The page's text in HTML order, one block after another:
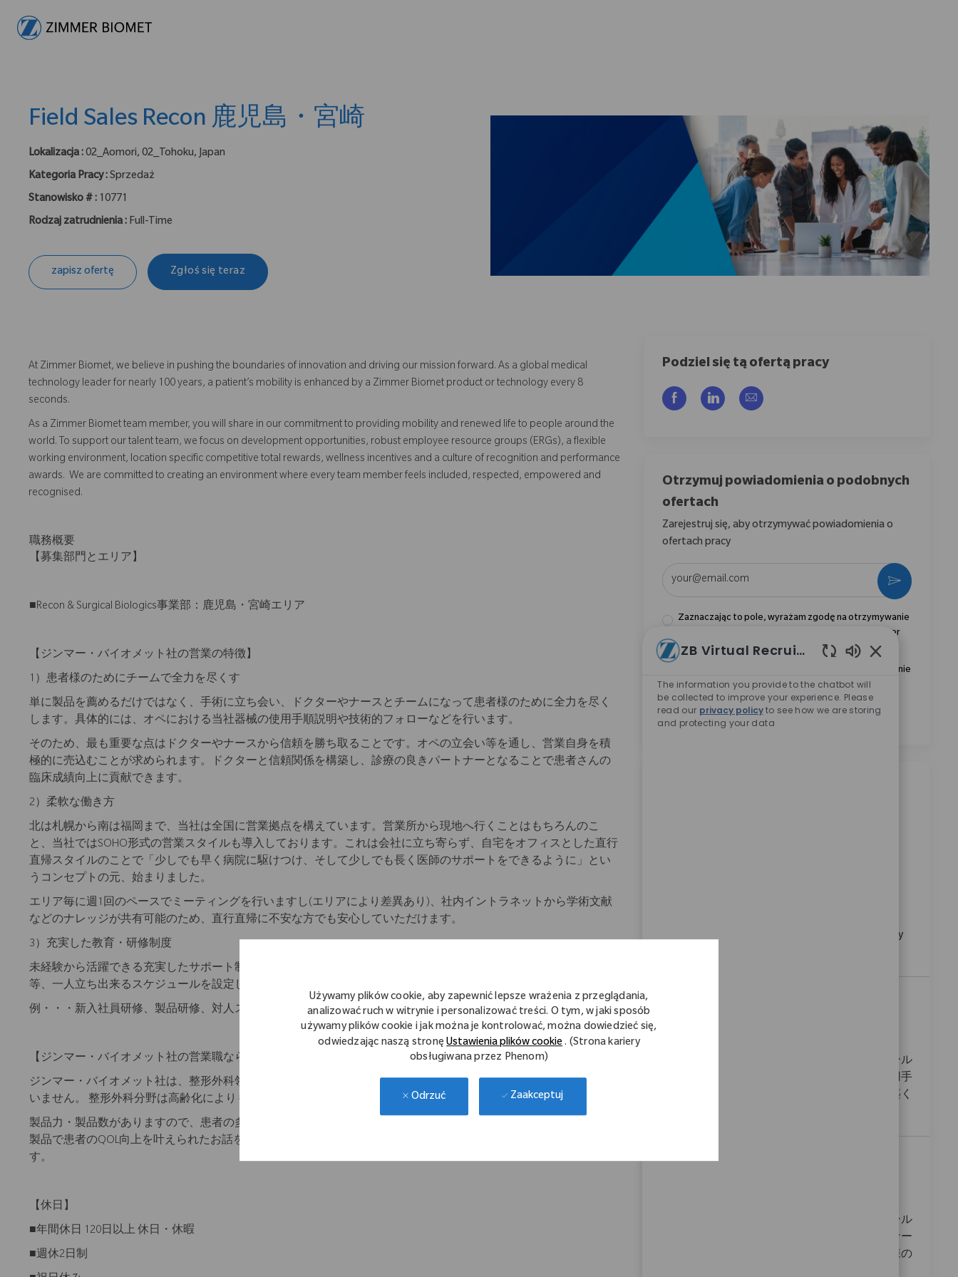
Używamy plików cookie, aby zapewnić lepsze wrażenia z przeglądania,
analizować ruch w witrynie i personalizować treści. O tym, w jaki sposób
używamy plików cookie i jak można je kontrolować, można dowiedzieć się,
odwiedzając naszą stronęUstawienia plików cookie. (Strona kariery
obsługiwana przez Phenom)
Odrzuć Zaakceptuj
Field Sales Recon 鹿児島・宮崎
Lokalizacja :02_Aomori, 02_Tohoku, Japan
Kategoria Pracy :Sprzedaż
Stanowisko # : 10771
Rodzaj zatrudnienia : Full-Time
zapisz ofertę Zgłoś się teraz
At Zimmer Biomet, we believe in pushing the boundaries of innovation and driving our mission forward. As a global medical
technology leader for nearly 100 years, a patient’s mobility is enhanced by a Zimmer Biomet product or technology every 8
seconds.
As a Zimmer Biomet team member, you will share in our commitment to providing mobility and renewed life to people around the
world. To support our talent team, we focus on development opportunities, robust employee resource groups (ERGs), a flexible
working environment, location specific competitive total rewards, wellness incentives and a culture of recognition and performance
awards. We are committed to creating an environment where every team member feels included, respected, empowered and
recognised.
職務概要
【募集部門とエリア】
■Recon & Surgical Biologics事業部：鹿児島・宮崎エリア
【ジンマー・バイオメット社の営業の特徴】
1）患者様のためにチームで全力を尽くす
単に製品を薦めるだけではなく、手術に立ち会い、ドクターやナースとチームになって患者様のために全力を尽く
します。具体的には、オペにおける当社器械の使用手順説明や技術的フォローなどを行います。
そのため、最も重要な点はドクターやナースから信頼を勝ち取ることです。オペの立会い等を通し、営業自身を積
極的に売込むことが求められます。ドクターと信頼関係を構築し、診療の良きパートナーとなることで患者さんの
臨床成績向上に貢献できます。
2）柔軟な働き方
北は札幌から南は福岡まで、当社は全国に営業拠点を構えています。営業所から現地へ行くことはもちろんのこ
と、当社ではSOHO形式の営業スタイルも導入しております。これは会社に立ち寄らず、自宅をオフィスとした直行
直帰スタイルのことで「少しでも早く病院に駆けつけ、そして少しでも長く医師のサポートをできるように」とい
うコンセプトの元、始まりました。
エリア毎に週1回のペースでミーティングを行いますし(エリアにより差異あり)、社内イントラネットから学術文献
などのナレッジが共有可能のため、直行直帰に不安な方でも安心していただけます。
3）充実した教育・研修制度
未経験から活躍できる充実したサポート制度がございます。教材を使用した座学、先輩社員の同行を中心としたOJT
等、一人立ち出来るスケジュールを設定しています。
例・・・新入社員研修、製品研修、対人スキル研修、営業スキル研修など
【ジンマー・バイオメット社の営業職ならではの魅力】
ジンマー・バイオメット社は、整形外科領域ではトップクラスの会社で、整形のドクターで知らない人はほとんど
いません。 整形外科分野は高齢化によりもっとも伸びる市場の一つです。
製品力・製品数がありますので、患者の多種多様な疾患に対し幅広い提案ができます。また、実際に自分の売った
製品で患者のQOL向上を叶えられたお話をドクター経由で聞くこともある、非常に社会貢献度の高い営業職になりま
す。
【休日】
■年間休日 120日以上 休日・休暇
■週休2日制
Podziel się tą ofertą pracy
Udostępnij przez Facebook
Udostępnij przez LinkedIn
Share via email
Otrzymuj powiadomienia o podobnych
ofertach
Zarejestruj się, aby otrzymywać powiadomienia o
ofertach pracy
Zaznaczając to pole, wyrażam zgodę na otrzymywanie
informacji dotyczących możliwości kariery w Zimmer
Biomet. *
Zaznaczając to pole, wyrażam zgodę na przetwarzanie
moich danych osobowych w celach rekrutacyjnych,
zgodnie zPolityką prywatności. *
Aktywować
nearly 100 years, a patient’s mobility is enhanced by
私たちは、患者様のために全力を尽くすフィール
ドセールスを募集しています。医療機器の使用手
順を説明し、ドクターやナースと信頼関係を築く
Field Sales Recon 大阪
私たちは、患者様のために全力を尽くすフィール
ドセールスリコンを募集しています。医師やナー
スと連携し、信頼関係を構築しながら、患者様の
ZB Virtual Recruiter
Włączone
The information you provide to the chatbot will
be collected to improve your experience. Please
read our privacy policyto see how we are storing
and protecting your data